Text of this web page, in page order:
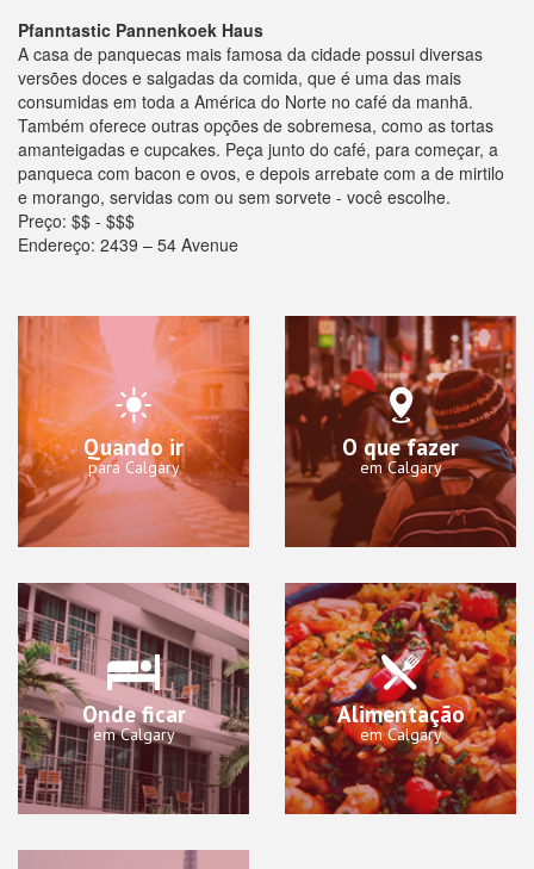
Pfanntastic Pannenkoek Haus
A casa de panquecas mais famosa da cidade possui diversas
versões doces e salgadas da comida, que é uma das mais
consumidas em toda a América do Norte no café da manhã.
Também oferece outras opções de sobremesa, como as tortas
amanteigadas e cupcakes. Peça junto do café, para começar, a
panqueca com bacon e ovos, e depois arrebate com a de mirtilo
e morango, servidas com ou sem sorvete - você escolhe.
Preço: $$ - $$$
Endereço: 2439 – 54 Avenue
Quando ir
para Calgary
O que fazer
em Calgary
Onde ficar
em Calgary
Alimentação
em Calgary